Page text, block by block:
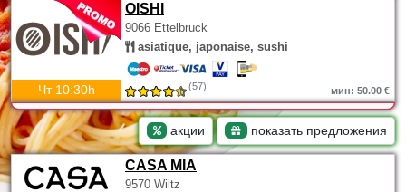
OISHI
9066 Ettelbruck
asiatique, japonaise, sushi
Чт 10:30h (57) мин: 50.00 €
акции показать предложения
CASA MIA
9570 Wiltz